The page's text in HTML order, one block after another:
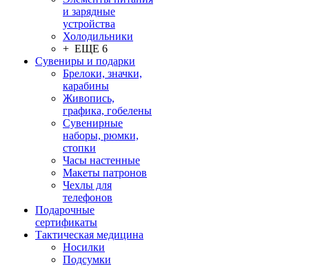
и зарядные
устройства
Холодильники
+ ЕЩЕ 6
Сувениры и подарки
Брелоки, значки,
карабины
Живопись,
графика, гобелены
Сувенирные
наборы, рюмки,
стопки
Часы настенные
Макеты патронов
Чехлы для
телефонов
Подарочные
сертификаты
Тактическая медицина
Носилки
Подсумки